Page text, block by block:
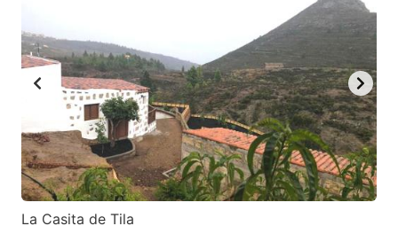
La Casita de Tila